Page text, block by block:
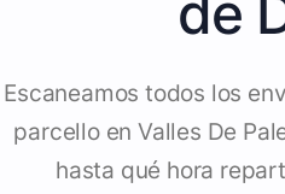
Escaneamos todos los
parcello en Valles De
hasta qué hora